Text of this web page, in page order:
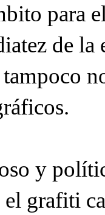
para
de
tampoco
y
el grafiti